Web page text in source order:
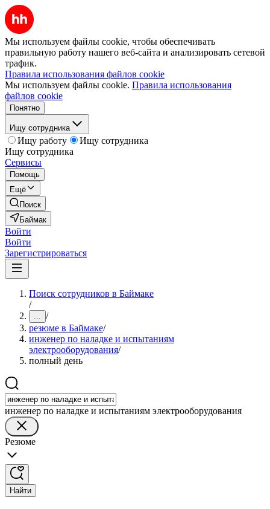
Мы используем файлы cookie, чтобы обеспечивать
правильную работу нашего веб-сайта и анализировать сетевой
трафик.
Правила использования файлов cookie
Мы используем файлы cookie. Правила использования
файлов cookie
Понятно
Ищу сотрудника
Ищу работу
Ищу сотрудника
Ищу сотрудника
Сервисы
Помощь
Ещё
Поиск
Баймак
Войти
Войти
Зарегистрироваться
Поиск сотрудников в Баймаке
/
... /
резюме в Баймаке/
инженер по наладке и испытаниям
электрооборудования/
полный день
инженер по наладке и испытаниям электрооборудования
Резюме
Найти